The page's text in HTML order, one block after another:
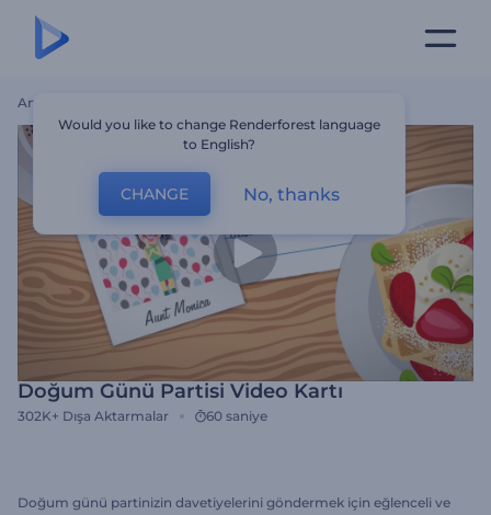
Ana Sayfa
Doğum Günü Partisi Video Kartı
302K+ Dışa Aktarmalar 60 saniye
Doğum günü partinizin davetiyelerini göndermek için eğlenceli ve
Would you like to change Renderforest language
to English?
CHANGE No, thanks